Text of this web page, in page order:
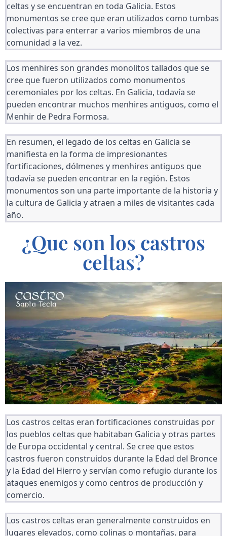
celtas y se encuentran en toda Galicia. Estos
monumentos se cree que eran utilizados como tumbas
colectivas para enterrar a varios miembros de una
comunidad a la vez.
Los menhires son grandes monolitos tallados que se
cree que fueron utilizados como monumentos
ceremoniales por los celtas. En Galicia, todavía se
pueden encontrar muchos menhires antiguos, como el
Menhir de Pedra Formosa.
En resumen, el legado de los celtas en Galicia se
manifiesta en la forma de impresionantes
fortificaciones, dólmenes y menhires antiguos que
todavía se pueden encontrar en la región. Estos
monumentos son una parte importante de la historia y
la cultura de Galicia y atraen a miles de visitantes cada
año.
¿Que son los castros
celtas?
Los castros celtas eran fortificaciones construidas por
los pueblos celtas que habitaban Galicia y otras partes
de Europa occidental y central. Se cree que estos
castros fueron construidos durante la Edad del Bronce
y la Edad del Hierro y servían como refugio durante los
ataques enemigos y como centros de producción y
comercio.
Los castros celtas eran generalmente construidos en
lugares elevados, como colinas o montañas, para